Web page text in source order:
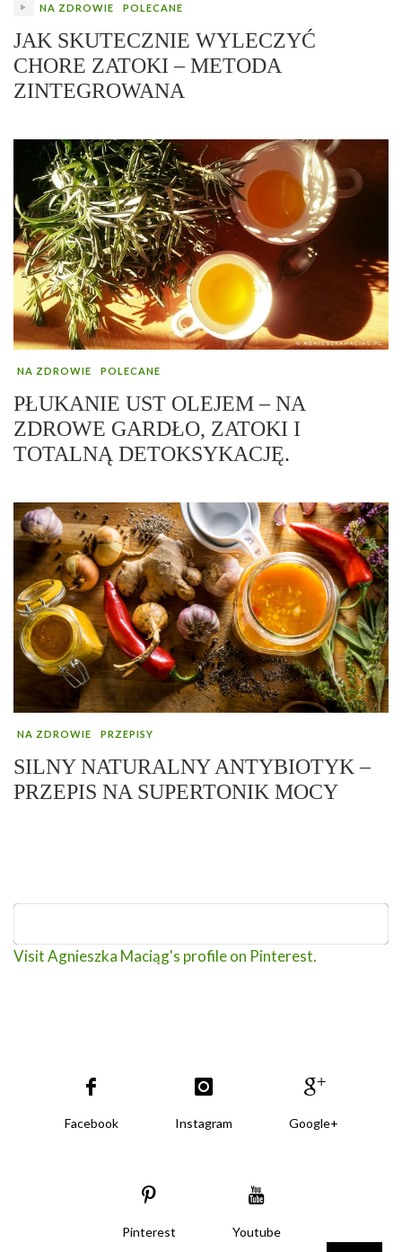
NA ZDROWIE POLECANE
JAK SKUTECZNIE WYLECZYĆ
CHORE ZATOKI – METODA
ZINTEGROWANA
NA ZDROWIE POLECANE
PŁUKANIE UST OLEJEM – NA
ZDROWE GARDŁO, ZATOKI I
TOTALNĄ DETOKSYKACJĘ.
NA ZDROWIE PRZEPISY
SILNY NATURALNY ANTYBIOTYK –
PRZEPIS NA SUPERTONIK MOCY
Visit Agnieszka Maciąg's profile on Pinterest.
Facebook Instagram Google+
Pinterest Youtube